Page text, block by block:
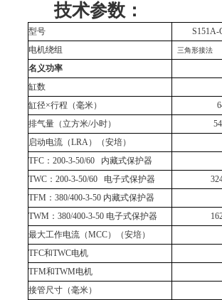
技术参数：
型号 S151A-
电机绕组
三角形接法
名义功率
缸数
缸径×行程（毫米）
排气量（立方米/小时）
启动电流（LRA）（安培）
TFC： 200-3-50/60 内藏式保护器
TWC： 200-3-50/60 电子式保护器
TFM ： 380/400-3-50 内藏式保护器
TWM ： 380/400-3-50 电子式保护器
最大工作电流（MCC）（安培）
TFC和TWC电机
TFM和TWM电机
接管尺寸（毫米）